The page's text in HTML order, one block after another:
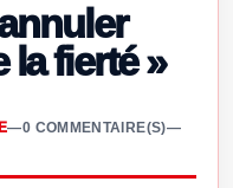
la fierté »
—0 COMMENTAIRE(S)—